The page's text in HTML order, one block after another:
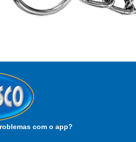
com o app?